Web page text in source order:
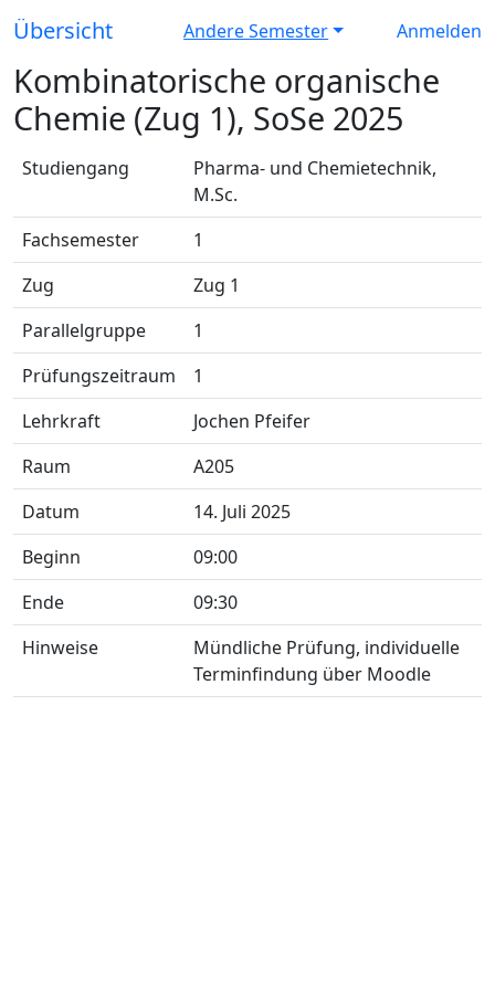
Übersicht Andere Semester Anmelden
Kombinatorische organische
Chemie (Zug 1), SoSe 2025
Studiengang
Pharma- und Chemietechnik,
M.Sc.
Fachsemester
1
Zug
Zug 1
Parallelgruppe
1
Prüfungszeitraum
1
Lehrkraft
Jochen Pfeifer
Raum
A205
Datum
14. Juli 2025
Beginn
09:00
Ende
09:30
Hinweise
Mündliche Prüfung, individuelle
Terminfindung über Moodle